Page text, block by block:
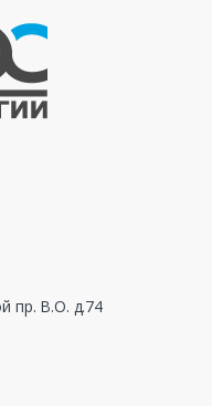
пр. В.О. д.74